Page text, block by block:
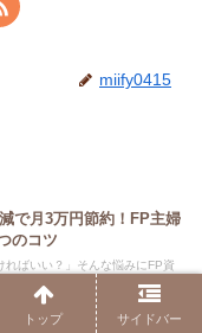
miify0415
で月3万円節約！FP主婦
のコツ
ればいい？」そんな悩みにFP資
保険・住宅ローンなど、一度見
減のコツを５つ紹介。我慢しな
トップ サイドバー